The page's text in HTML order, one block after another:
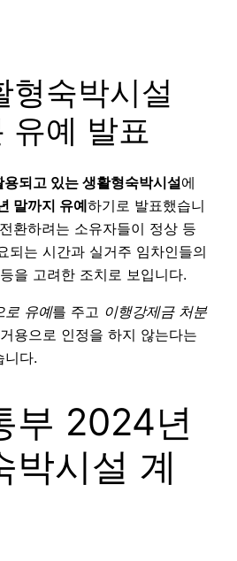
형숙박시설
유예 발표
되고 있는 생활형숙박시설에
말까지 유예하기로 발표했습니
환하려는 소유자들이 정상 등
되는 시간과 실거주 임차인들의
을 고려한 조치로 보입니다.
로 유예를 주고 이행강제금 처분
용으로 인정을 하지 않는다는
니다.
부 2024년
박시설 계